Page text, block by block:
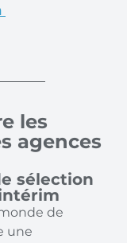
les
agences
sélection
de
une